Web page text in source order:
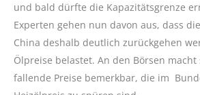
und bald dürfte die Kapazitätsgrenze
Experten gehen nun davon aus, dass
China deshalb deutlich zurückgehen
Ölpreise belastet. An den Börsen
fallende Preise bemerkbar, die im